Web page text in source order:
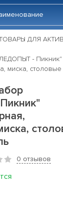
ДЛЯ
- Пикник"
миска,
0 отзывов